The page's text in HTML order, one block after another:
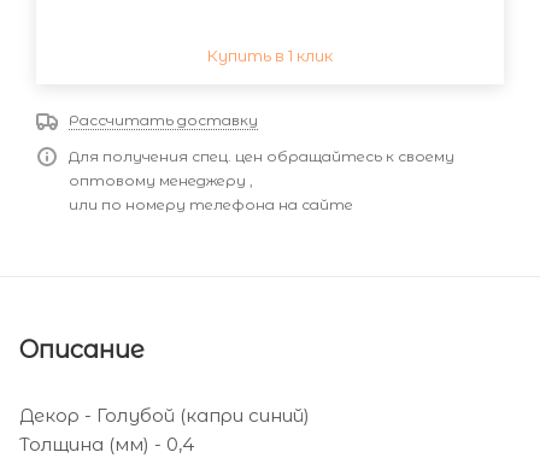
Купить в 1 клик
Рассчитать доставку
Для получения спец. цен обращайтесь к своему
оптовому менеджеру ,
или по номеру телефона на сайте
Описание
Декор - Голубой (капри синий)
Толщина (мм) - 0,4